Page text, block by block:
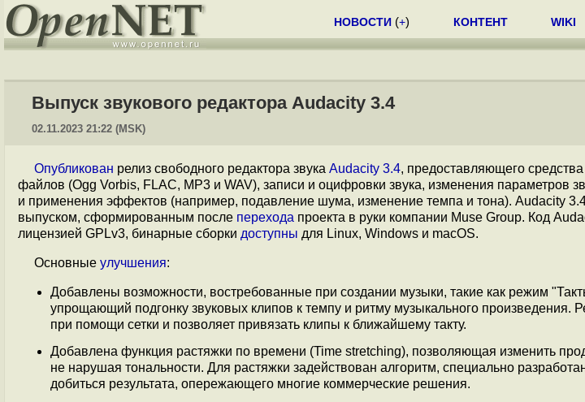
НОВОСТИ (+) КОНТЕНТ WIKI
Выпуск звукового редактора Audacity 3.4
02.11.2023 21:22 (MSK)
Опубликован релиз свободного редактора звука Audacity 3.4, предоставляющего
файлов (Ogg Vorbis, FLAC, MP3 и WAV), записи и оцифровки звука, изменения параметров
и применения эффектов (например, подавление шума, изменение темпа и тона). Audacity
выпуском, сформированным после перехода проекта в руки компании Muse Group. Код
лицензией GPLv3, бинарные сборки доступны для Linux, Windows и macOS.
Основные улучшения:
Добавлены возможности, востребованные при создании музыки, такие как режим
упрощающий подгонку звуковых клипов к темпу и ритму музыкального произведения.
при помощи сетки и позволяет привязать клипы к ближайшему такту.
Добавлена функция растяжки по времени (Time stretching), позволяющая изменить
не нарушая тональности. Для растяжки задействован алгоритм, специально
добиться результата, опережающего многие коммерческие решения.